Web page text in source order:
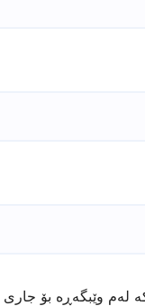
لەم وێبگەڕە بۆ جاری